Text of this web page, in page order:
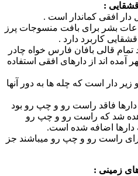
قشقایی :
دار افقی کماندار است .
بشر برای بافت منسوجات پرز
کاربرد دارد .
تمام قالی بافان فارس خواه چادر
آمده اند از دارهای افقی استفاده
دار است که چله ها به دور آنها
فاقد راست رو و چپ رو بود
شد که راست رو و چپ رو
دارها اضافه شده است.
راست رو و چپ رو میباشند جز
زمینی :